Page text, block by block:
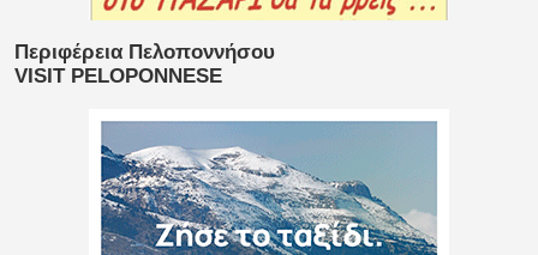
Περιφέρεια Πελοποννήσου
VISIT PELOPONNESE